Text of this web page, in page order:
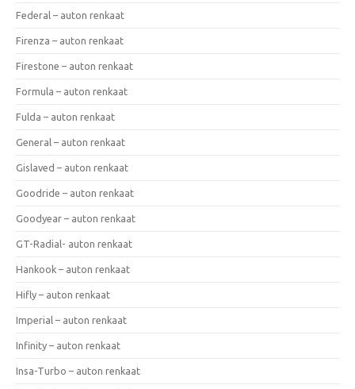
Federal – auton renkaat
Firenza – auton renkaat
Firestone – auton renkaat
Formula – auton renkaat
Fulda – auton renkaat
General – auton renkaat
Gislaved – auton renkaat
Goodride – auton renkaat
Goodyear – auton renkaat
GT-Radial- auton renkaat
Hankook – auton renkaat
Hifly – auton renkaat
Imperial – auton renkaat
Infinity – auton renkaat
Insa-Turbo – auton renkaat